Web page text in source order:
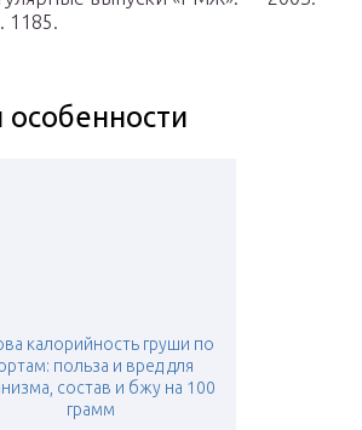
калорийность груши по
польза и вред для
состав и бжу на 100
грамм